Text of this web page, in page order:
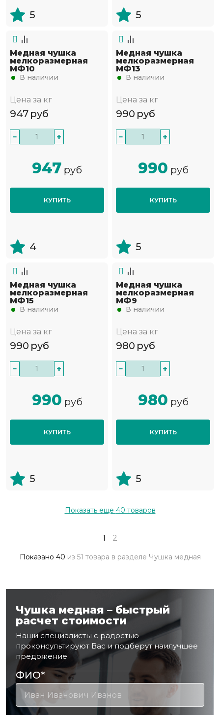
5 5
Медная чушка
мелкоразмерная
МФ10
В наличии
Цена за кг
947 руб
− +
947 руб
КУПИТЬ
4
Медная чушка
мелкоразмерная
МФ13
В наличии
Цена за кг
990 руб
− +
990 руб
КУПИТЬ
5
Медная чушка
мелкоразмерная
МФ15
В наличии
Цена за кг
990 руб
− +
990 руб
КУПИТЬ
5
Медная чушка
мелкоразмерная
МФ9
В наличии
Цена за кг
980 руб
− +
980 руб
КУПИТЬ
5
Показать еще 40 товаров
1 2
Показано 40 из 51 товара в разделе Чушка медная
Чушка медная – быстрый
расчет стоимости
Наши специалисты с радостью
проконсультируют Вас и подберут наилучшее
предожение
ФИО*